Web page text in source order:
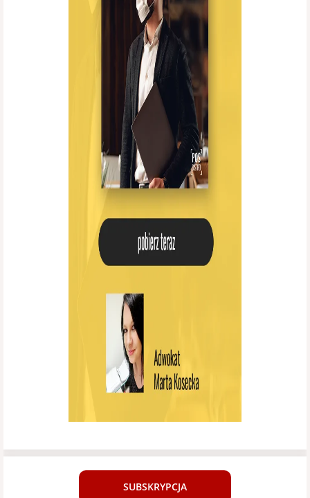
SUBSKRYPCJA